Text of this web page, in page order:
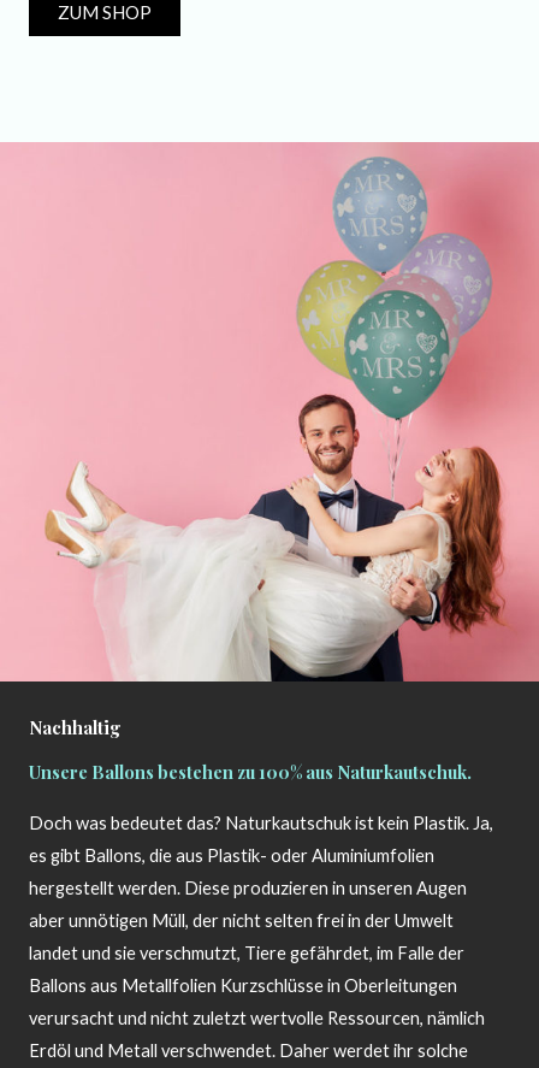
ZUM SHOP
Nachhaltig
Unsere Ballons bestehen zu 100% aus Naturkautschuk.
Doch was bedeutet das? Naturkautschuk ist kein Plastik. Ja,
es gibt Ballons, die aus Plastik- oder Aluminiumfolien
hergestellt werden. Diese produzieren in unseren Augen
aber unnötigen Müll, der nicht selten frei in der Umwelt
landet und sie verschmutzt, Tiere gefährdet, im Falle der
Ballons aus Metallfolien Kurzschlüsse in Oberleitungen
verursacht und nicht zuletzt wertvolle Ressourcen, nämlich
Erdöl und Metall verschwendet. Daher werdet ihr solche